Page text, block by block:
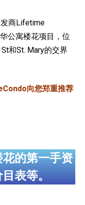
商Lifetime
公寓楼花项目，位
和St. Mary的交界
向您郑重推荐
的第一手资
表等。